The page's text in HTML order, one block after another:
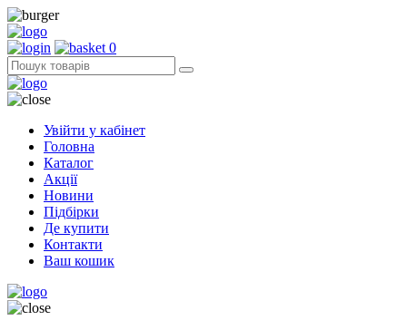
0
Увійти у кабінет
Головна
Каталог
Акції
Новини
Підбірки
Де купити
Контакти
Ваш кошик